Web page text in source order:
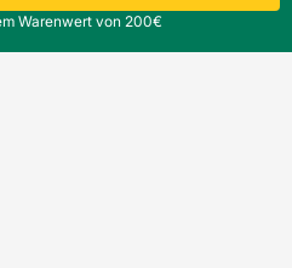
Meter werden benötigt, was
Warenwert von 200€